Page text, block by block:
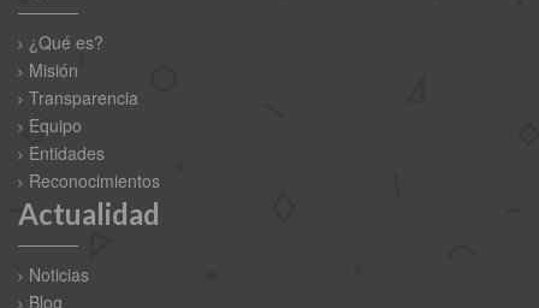
¿Qué es?
Misión
Transparencia
Equipo
Entidades
Reconocimientos
Actualidad
Noticias
Blog